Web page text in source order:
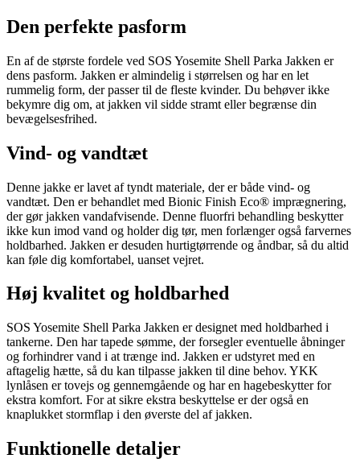
Den perfekte pasform
En af de største fordele ved SOS Yosemite Shell Parka Jakken er
dens pasform. Jakken er almindelig i størrelsen og har en let
rummelig form, der passer til de fleste kvinder. Du behøver ikke
bekymre dig om, at jakken vil sidde stramt eller begrænse din
bevægelsesfrihed.
Vind- og vandtæt
Denne jakke er lavet af tyndt materiale, der er både vind- og
vandtæt. Den er behandlet med Bionic Finish Eco® imprægnering,
der gør jakken vandafvisende. Denne fluorfri behandling beskytter
ikke kun imod vand og holder dig tør, men forlænger også farvernes
holdbarhed. Jakken er desuden hurtigtørrende og åndbar, så du altid
kan føle dig komfortabel, uanset vejret.
Høj kvalitet og holdbarhed
SOS Yosemite Shell Parka Jakken er designet med holdbarhed i
tankerne. Den har tapede sømme, der forsegler eventuelle åbninger
og forhindrer vand i at trænge ind. Jakken er udstyret med en
aftagelig hætte, så du kan tilpasse jakken til dine behov. YKK
lynlåsen er tovejs og gennemgående og har en hagebeskytter for
ekstra komfort. For at sikre ekstra beskyttelse er der også en
knaplukket stormflap i den øverste del af jakken.
Funktionelle detaljer